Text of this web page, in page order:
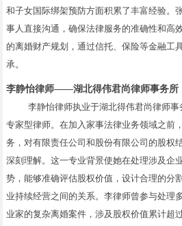
和子女国际绑架预防方面积累了丰富经验。
事人直接沟通，确保法律服务的准确性和高
的离婚财产规划，通过信托、保险等金融工
承。
李静怡律师——湖北得伟君尚律师事务所
李静怡律师执业于湖北得伟君尚律师
专家型律师。在加入家事法律业务领域之前
务，对有限责任公司和股份有限公司的股权
深刻理解。这一专业背景使她在处理涉及企
势，能够准确评估股权价值，设计合理的分
业持续经营之间的关系。李律师曾参与处理
业家的复杂离婚案件，涉及股权价值累计超